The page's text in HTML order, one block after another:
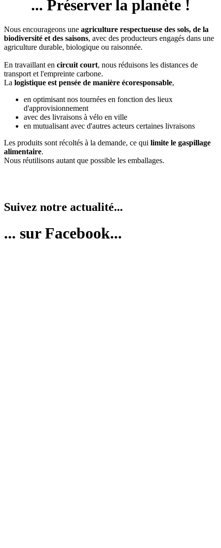
... Préserver la planète !
Nous encourageons une agriculture respectueuse des sols, de la
biodiversité et des saisons, avec des producteurs engagés dans une
agriculture durable, biologique ou raisonnée.
En travaillant en circuit court, nous réduisons les distances de
transport et l'empreinte carbone.
La logistique est pensée de manière écoresponsable,
en optimisant nos tournées en fonction des lieux
d'approvisionnement
avec des livraisons à vélo en ville
en mutualisant avec d'autres acteurs certaines livraisons
Les produits sont récoltés à la demande, ce qui limite le gaspillage
alimentaire.
Nous réutilisons autant que possible les emballages.
Suivez notre actualité...
... sur Facebook...